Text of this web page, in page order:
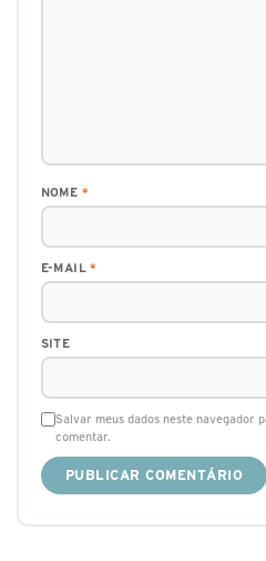
NOME *
E-MAIL*
SITE
Salvar meus dados neste navegador
comentar.